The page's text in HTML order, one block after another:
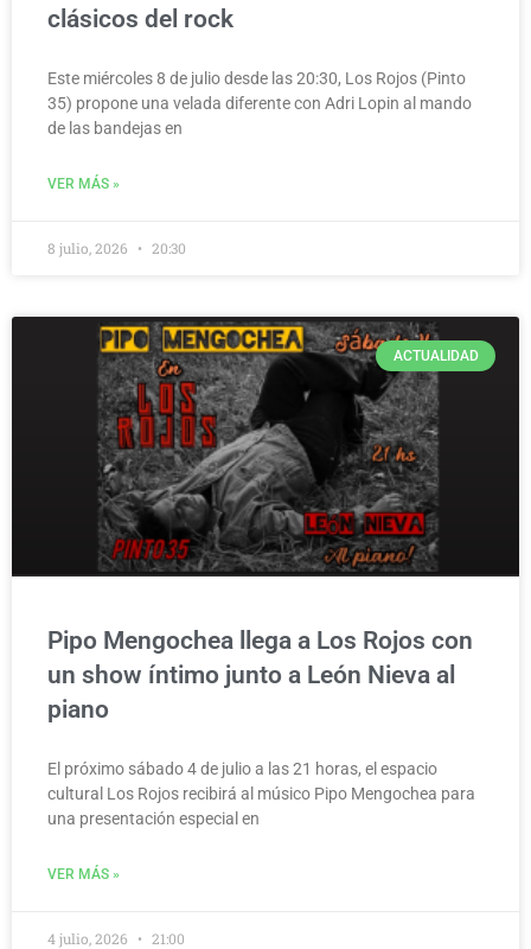
clásicos del rock
Este miércoles 8 de julio desde las 20:30, Los Rojos (Pinto
35) propone una velada diferente con Adri Lopin al mando
de las bandejas en
VER MÁS »
8 julio, 2026 20:30
ACTUALIDAD
Pipo Mengochea llega a Los Rojos con
un show íntimo junto a León Nieva al
piano
El próximo sábado 4 de julio a las 21 horas, el espacio
cultural Los Rojos recibirá al músico Pipo Mengochea para
una presentación especial en
VER MÁS »
4 julio, 2026 21:00